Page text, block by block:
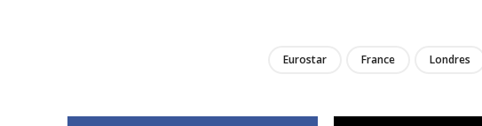
Eurostar France Londres